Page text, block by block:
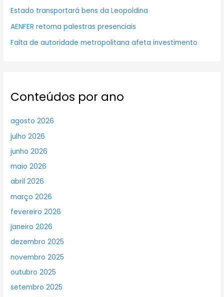
Estado transportará bens da Leopoldina
AENFER retoma palestras presenciais
Falta de autoridade metropolitana afeta investimento
Conteúdos por ano
agosto 2026
julho 2026
junho 2026
maio 2026
abril 2026
março 2026
fevereiro 2026
janeiro 2026
dezembro 2025
novembro 2025
outubro 2025
setembro 2025